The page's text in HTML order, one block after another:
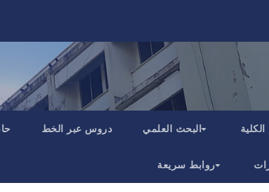
البحث العلمي دروس عبر الخط
روابط سريعة